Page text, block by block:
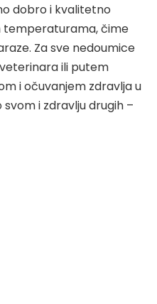
dobro i kvalitetno
temperaturama, čime
Za sve nedoumice
ili putem
i očuvanjem zdravlja u
i zdravlju drugih –